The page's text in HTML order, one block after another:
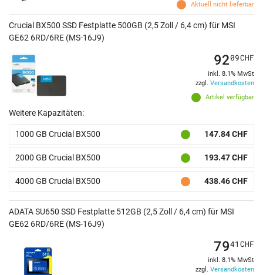
Aktuell nicht lieferbar
Crucial BX500 SSD Festplatte 500GB (2,5 Zoll / 6,4 cm) für MSI
GE62 6RD/6RE (MS-16J9)
Artikel verfügbar
9209CHF
inkl. 8.1% MwSt
zzgl. Versandkosten
Weitere Kapazitäten:
1000 GB Crucial BX500 147.84 CHF
2000 GB Crucial BX500 193.47 CHF
4000 GB Crucial BX500 438.46 CHF
ADATA SU650 SSD Festplatte 512GB (2,5 Zoll / 6,4 cm) für MSI
GE62 6RD/6RE (MS-16J9)
7941 CHF
inkl. 8.1% MwSt
zzgl. Versandkosten